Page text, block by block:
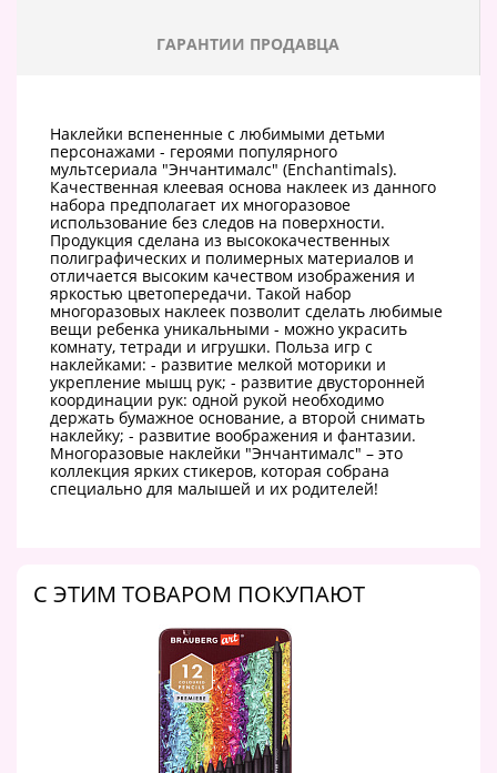
ГАРАНТИИ ПРОДАВЦА
Наклейки вспененные с любимыми детьми
персонажами - героями популярного
мультсериала "Энчантималс" (Enchantimals).
Качественная клеевая основа наклеек из данного
набора предполагает их многоразовое
использование без следов на поверхности.
Продукция сделана из высококачественных
полиграфических и полимерных материалов и
отличается высоким качеством изображения и
яркостью цветопередачи. Такой набор
многоразовых наклеек позволит сделать любимые
вещи ребенка уникальными - можно украсить
комнату, тетради и игрушки. Польза игр с
наклейками: - развитие мелкой моторики и
укрепление мышц рук; - развитие двусторонней
координации рук: одной рукой необходимо
держать бумажное основание, а второй снимать
наклейку; - развитие воображения и фантазии.
Многоразовые наклейки "Энчантималс" – это
коллекция ярких стикеров, которая собрана
специально для малышей и их родителей!
C ЭТИМ ТОВАРОМ ПОКУПАЮТ